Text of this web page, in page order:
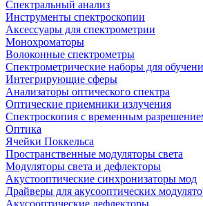
Спектральный анализ
Инструменты спектроскопии
Аксессуары для спектрометрии
Монохроматоры
Волоконные спектрометры
Спектрометрические наборы для
Интегрирующие сферы
Анализаторы оптического спектра
Оптические приемники излучения
Спектроскопия с временным
Оптика
Ячейки Поккельса
Пространственные модуляторы света
Модуляторы света и дефлекторы
Акустооптические синхронизаторы мод
Драйверы для акусооптических
Акусооптические дефлекторы